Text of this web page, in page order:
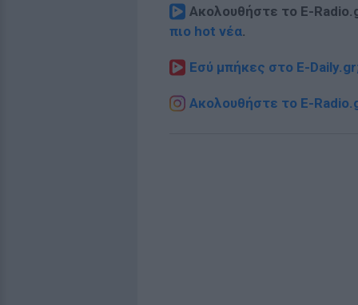
Ακολουθήστε το E-
πιο hot νέα.
Εσύ μπήκες στο E-
Ακολουθήστε το E-